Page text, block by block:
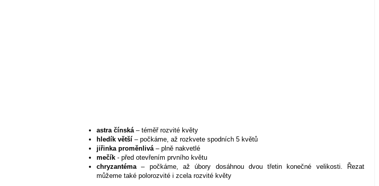
astra čínská– téměř rozvité květy
hledík větší – počkáme, až rozkvete spodních 5 květů
jiřinka proměnlivá– plně nakvetlé
mečík - před otevřením prvního květu
chryzantéma– počkáme, až úbory dosáhnou dvou třetin konečné velikosti. Řezat
můžeme také polorozvité i zcela rozvité květy